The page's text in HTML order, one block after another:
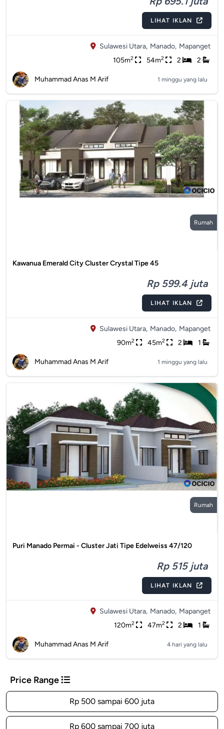
LIHAT IKLAN
Sulawesi Utara, Manado, Mapanget
105m2 54m2 2 2
Muhammad Anas M Arif 1 minggu yang lalu
Rumah
Kawanua Emerald City Cluster Crystal Tipe 45
Rp 599.4 juta
LIHAT IKLAN
Sulawesi Utara, Manado, Mapanget
90m2 45m2 2 1
Muhammad Anas M Arif 1 minggu yang lalu
Rumah
Puri Manado Permai - Cluster Jati Tipe Edelweiss 47/120
Rp 515 juta
LIHAT IKLAN
Sulawesi Utara, Manado, Mapanget
120m2 47m2 2 1
Muhammad Anas M Arif 4 hari yang lalu
Price Range
Rp 500 sampai 600 juta
Rp 600 sampai 700 juta